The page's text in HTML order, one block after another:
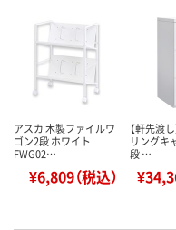
アスカ 木製ファイルワ
ゴン2段 ホワイト
FWG02…
¥6,809（税込）
【軒先渡
リングキ
段 …